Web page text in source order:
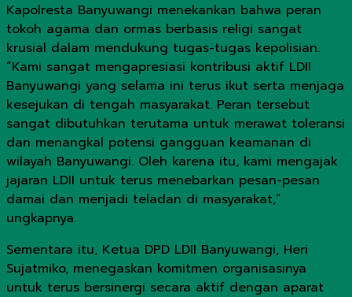
Kapolresta Banyuwangi menekankan bahwa peran
tokoh agama dan ormas berbasis religi sangat
krusial dalam mendukung tugas-tugas kepolisian.
“Kami sangat mengapresiasi kontribusi aktif LDII
Banyuwangi yang selama ini terus ikut serta menjaga
kesejukan di tengah masyarakat. Peran tersebut
sangat dibutuhkan terutama untuk merawat toleransi
dan menangkal potensi gangguan keamanan di
wilayah Banyuwangi. Oleh karena itu, kami mengajak
jajaran LDII untuk terus menebarkan pesan-pesan
damai dan menjadi teladan di masyarakat,”
ungkapnya.
Sementara itu, Ketua DPD LDII Banyuwangi, Heri
Sujatmiko, menegaskan komitmen organisasinya
untuk terus bersinergi secara aktif dengan aparat